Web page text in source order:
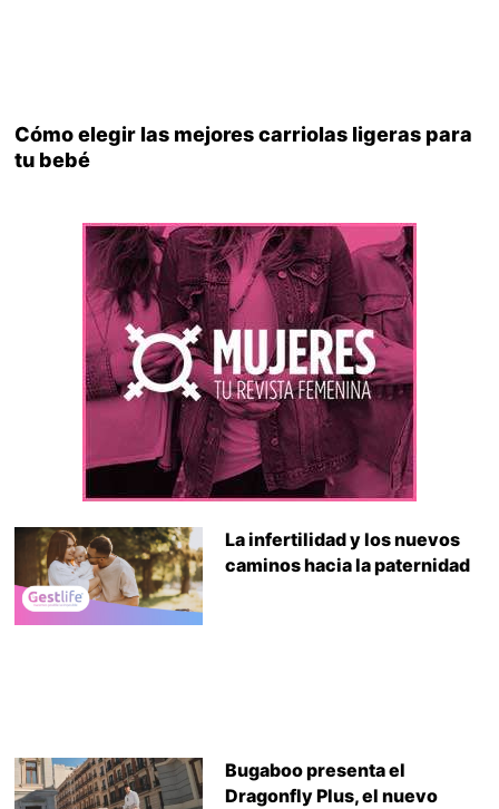
Cómo elegir las mejores carriolas ligeras para
tu bebé
La infertilidad y los nuevos
caminos hacia la paternidad
Bugaboo presenta el
Dragonfly Plus, el nuevo